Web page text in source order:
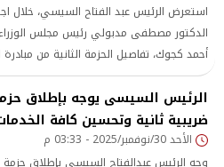
استعرض الرئيس عبد الفتاح السيسي، خلال
الدكتور مصطفى مدبولي رئيس مجلس الوزراء،
أحمد كجوك، تفاصيل الحزمة الثانية من
الضريبية، التي تهدف إلى تحسين الالتزام
بين الممولين والمصلحة، ضمن استراتيجية
الطوعي وتسهيل الإجراءات الضريبية.
الرئيس السيسى يوجه بإطلاق
ضريبية ثانية وتحسين كافة
الأحد 30/نوفمبر/2025 - 03:33 م
وجه الرئيس عبدالفتاح السيسي بإطلاق حزمة